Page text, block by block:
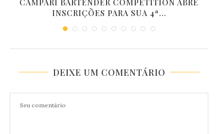
CAMPARI BARTENDER COMPETITION ABRE
INSCRIÇÕES PARA SUA 4ª...
DEIXE UM COMENTÁRIO